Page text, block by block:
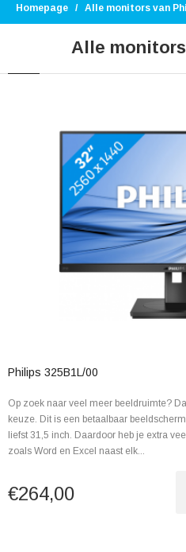
Homepage Alle monitors van
Alle
Philips 325B1L/00
Op zoek naar veel meer beeldruimte?
keuze. Dit is een betaalbaar
liefst 31,5 inch. Daardoor heb je extra
zoals Word en Excel naast elk...
€264,00